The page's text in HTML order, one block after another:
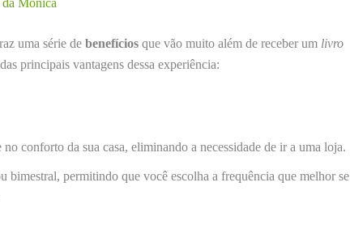
Mônica
uma série de benefícios que vão muito além de receber um livro
principais vantagens dessa experiência:
no conforto da sua casa, eliminando a necessidade de ir a uma loja.
bimestral, permitindo que você escolha a frequência que melhor se